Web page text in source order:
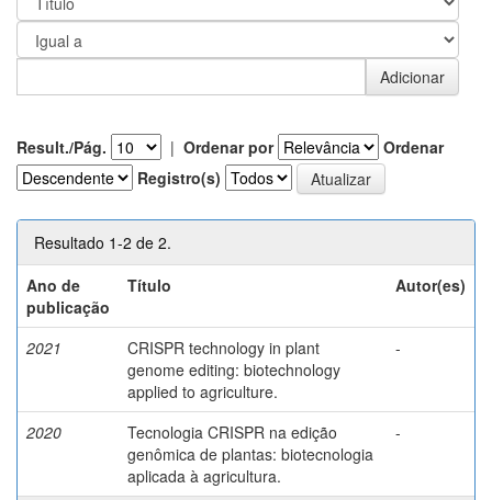
Result./Pág. | Ordenar por
Ordenar
Registro(s)
Resultado 1-2 de 2.
Ano de
publicação
Título Autor(es)
2021
CRISPR technology in plant
genome editing: biotechnology
applied to agriculture.
-
2020
Tecnologia CRISPR na edição
genômica de plantas: biotecnologia
aplicada à agricultura.
-